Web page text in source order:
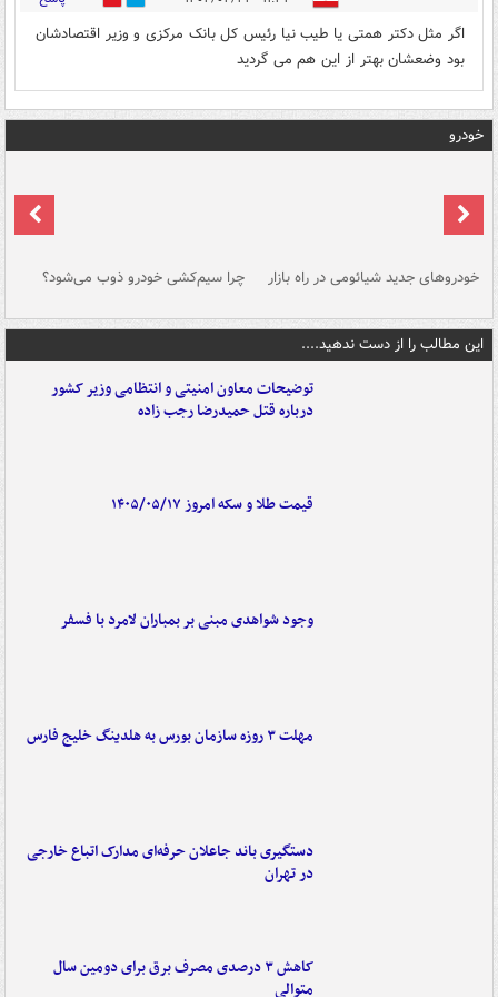
اگر مثل دکتر همتی یا طیب نیا رئیس کل بانک مرکزی و وزیر اقتصادشان
بود وضعشان بهتر از این هم می گردید
خودرو
خودروهای جدید شیائومی در راه بازار چرا سیم‌کشی خودرو ذوب می‌شود؟
این مطالب را از دست ندهید....
توضیحات معاون امنیتی و انتظامی وزیر کشور
درباره قتل حمیدرضا رجب زاده
قیمت طلا و سکه امروز ۱۴۰۵/۰۵/۱۷
وجود شواهدی مبنی بر بمباران لامرد با فسفر
مهلت ۳ روزه سازمان بورس به هلدینگ خلیج فارس
دستگیری باند جاعلان حرفه‌ای مدارک اتباع خارجی
در تهران
کاهش ۳ درصدی مصرف برق برای دومین سال
متوالی